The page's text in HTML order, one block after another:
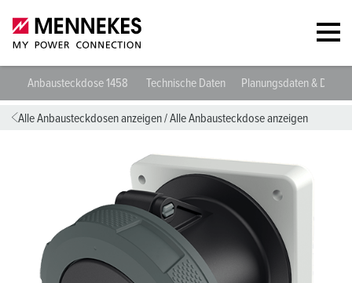
Anbausteckdose 1458 Technische Daten Planungsdaten &
Alle Anbausteckdosen anzeigen/Alle Anbausteckdose anzeigen